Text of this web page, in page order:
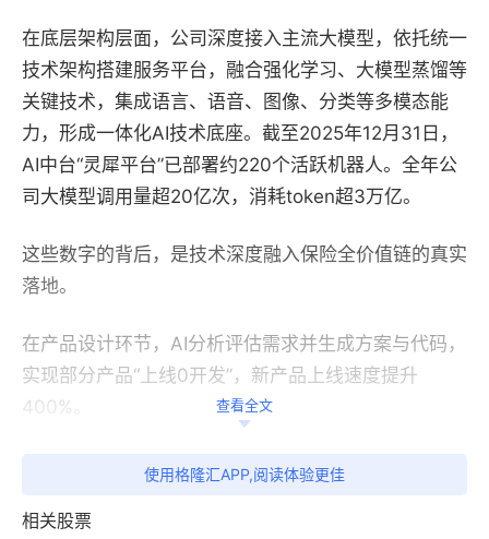
在底层架构层面，公司深度接入主流大模型，依托统一
技术架构搭建服务平台，融合强化学习、大模型蒸馏等
关键技术，集成语言、语音、图像、分类等多模态能
力，形成一体化AI技术底座。截至2025年12月31日，
AI中台“灵犀平台”已部署约220个活跃机器人。全年公
司大模型调用量超20亿次，消耗token超3万亿。
这些数字的背后，是技术深度融入保险全价值链的真实
落地。
在产品设计环节，AI分析评估需求并生成方案与代码，
实现部分产品“上线0开发”，新产品上线速度提升
400%。
在承保环节，自动化风控体系实现健康险99%自动核
查看全文
使用格隆汇APP,阅读体验更佳
相关股票